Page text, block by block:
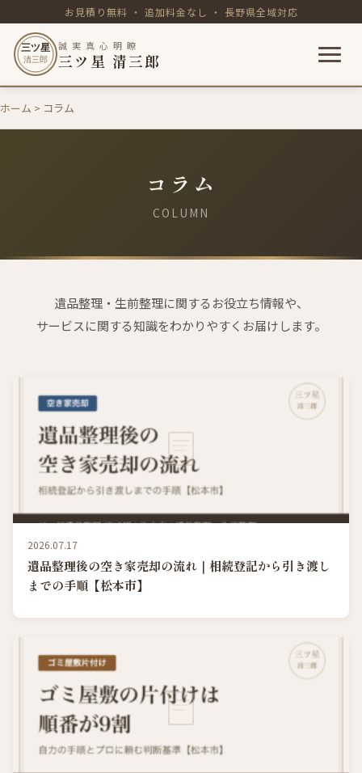
お見積り無料 ・ 追加料金なし ・ 長野県全域対応
三ツ星
清三郎
誠 実 真 心 明 瞭
三ツ星 清三郎
容
を
ホーム > コラム
コラム
COLUMN
遺品整理・生前整理に関するお役立ち情報や、
サービスに関する知識をわかりやすくお届けします。
2026.07.17
遺品整理後の空き家売却の流れ｜相続登記から引き渡し
までの手順【松本市】